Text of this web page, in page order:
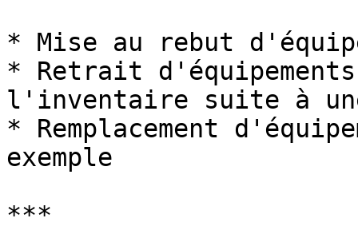
* Mise au rebut
* Retrait
l'inventaire suite à
* Remplacement
exemple
***